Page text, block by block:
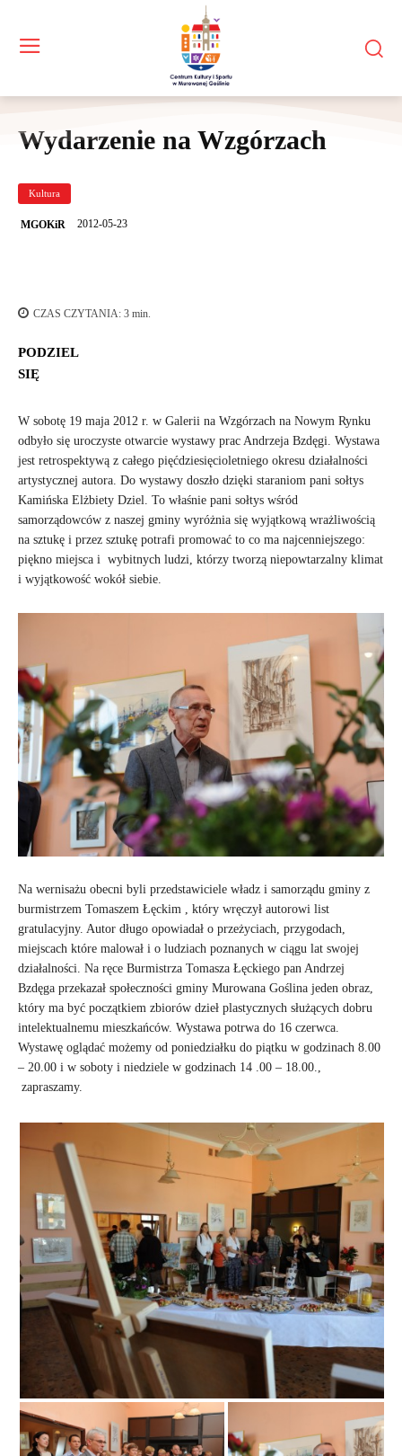
Wydarzenie na Wzgórzach
Kultura
MGOKiR 2012-05-23
CZAS CZYTANIA: 3 min.
PODZIEL
SIĘ
W sobotę 19 maja 2012 r. w Galerii na Wzgórzach na Nowym Rynku
odbyło się uroczyste otwarcie wystawy prac Andrzeja Bzdęgi. Wystawa
jest retrospektywą z całego pięćdziesięcioletniego okresu działalności
artystycznej autora. Do wystawy doszło dzięki staraniom pani sołtys
Kamińska Elżbiety Dziel. To właśnie pani sołtys wśród
samorządowców z naszej gminy wyróżnia się wyjątkową wrażliwością
na sztukę i przez sztukę potrafi promować to co ma najcenniejszego:
piękno miejsca i wybitnych ludzi, którzy tworzą niepowtarzalny klimat
i wyjątkowość wokół siebie.
Na wernisażu obecni byli przedstawiciele władz i samorządu gminy z
burmistrzem Tomaszem Łęckim , który wręczył autorowi list
gratulacyjny. Autor długo opowiadał o przeżyciach, przygodach,
miejscach które malował i o ludziach poznanych w ciągu lat swojej
działalności. Na ręce Burmistrza Tomasza Łęckiego pan Andrzej
Bzdęga przekazał społeczności gminy Murowana Goślina jeden obraz,
który ma być początkiem zbiorów dzieł plastycznych służących dobru
intelektualnemu mieszkańców. Wystawa potrwa do 16 czerwca.
Wystawę oglądać możemy od poniedziałku do piątku w godzinach 8.00
– 20.00 i w soboty i niedziele w godzinach 14 .00 – 18.00.,
zapraszamy.